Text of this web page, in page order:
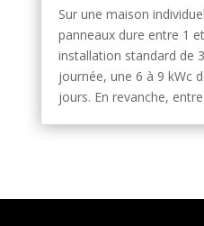
Sur une maison
panneaux dure entre 1
installation standard de
journée, une 6 à 9 kWc
jours. En revanche,